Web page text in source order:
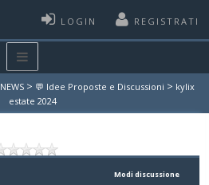
LOGIN REGISTRATI
NEWS > 💬 Idee Proposte e Discussioni > kylix
estate 2024
Modi discussione